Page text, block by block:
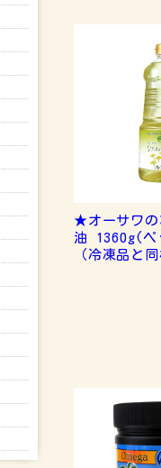
★オーサワの
油 1360g(ペ
（冷凍品と